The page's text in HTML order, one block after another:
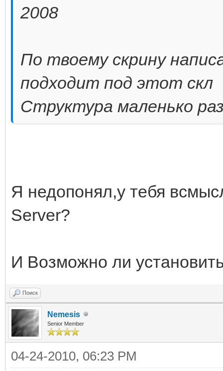
2008
По твоему скрину
подходит под этот скл
Структура маленько
Я недопонял,у тебя
Server?
И Возможно ли
Поиск
Nemesis
Senior Member
04-24-2010, 06:23 PM